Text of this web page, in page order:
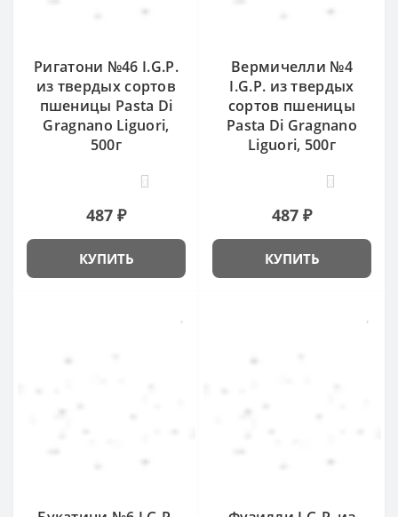
Ригатони №46 I.G.P.
из твердых сортов
пшеницы Pasta Di
Gragnano Liguori,
500г
487 ₽
КУПИТЬ
Вермичелли №4
I.G.P. из твердых
сортов пшеницы
Pasta Di Gragnano
Liguori, 500г
487 ₽
КУПИТЬ